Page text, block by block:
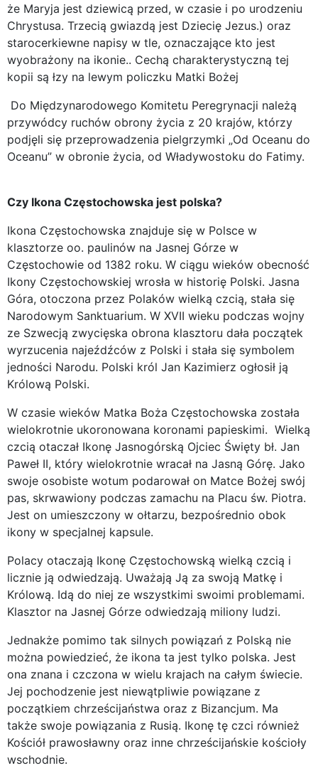
że Maryja jest dziewicą przed, w czasie i po urodzeniu
Chrystusa. Trzecią gwiazdą jest Dziecię Jezus.) oraz
starocerkiewne napisy w tle, oznaczające kto jest
wyobrażony na ikonie.. Cechą charakterystyczną tej
kopii są łzy na lewym policzku Matki Bożej
Do Międzynarodowego Komitetu Peregrynacji należą
przywódcy ruchów obrony życia z 20 krajów, którzy
podjęli się przeprowadzenia pielgrzymki „Od Oceanu do
Oceanu” w obronie życia, od Władywostoku do Fatimy.
Czy Ikona Częstochowska jest polska?
Ikona Częstochowska znajduje się w Polsce w
klasztorze oo. paulinów na Jasnej Górze w
Częstochowie od 1382 roku. W ciągu wieków obecność
Ikony Częstochowskiej wrosła w historię Polski. Jasna
Góra, otoczona przez Polaków wielką czcią, stała się
Narodowym Sanktuarium. W XVII wieku podczas wojny
ze Szwecją zwycięska obrona klasztoru dała początek
wyrzucenia najeźdźców z Polski i stała się symbolem
jedności Narodu. Polski król Jan Kazimierz ogłosił ją
Królową Polski.
W czasie wieków Matka Boża Częstochowska została
wielokrotnie ukoronowana koronami papieskimi. Wielką
czcią otaczał Ikonę Jasnogórską Ojciec Święty bł. Jan
Paweł II, który wielokrotnie wracał na Jasną Górę. Jako
swoje osobiste wotum podarował on Matce Bożej swój
pas, skrwawiony podczas zamachu na Placu św. Piotra.
Jest on umieszczony w ołtarzu, bezpośrednio obok
ikony w specjalnej kapsule.
Polacy otaczają Ikonę Częstochowską wielką czcią i
licznie ją odwiedzają. Uważają Ją za swoją Matkę i
Królową. Idą do niej ze wszystkimi swoimi problemami.
Klasztor na Jasnej Górze odwiedzają miliony ludzi.
Jednakże pomimo tak silnych powiązań z Polską nie
można powiedzieć, że ikona ta jest tylko polska. Jest
ona znana i czczona w wielu krajach na całym świecie.
Jej pochodzenie jest niewątpliwie powiązane z
początkiem chrześcijaństwa oraz z Bizancjum. Ma
także swoje powiązania z Rusią. Ikonę tę czci również
Kościół prawosławny oraz inne chrześcijańskie kościoły
wschodnie.